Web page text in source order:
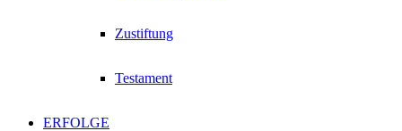
Zustiftung
Testament
ERFOLGE